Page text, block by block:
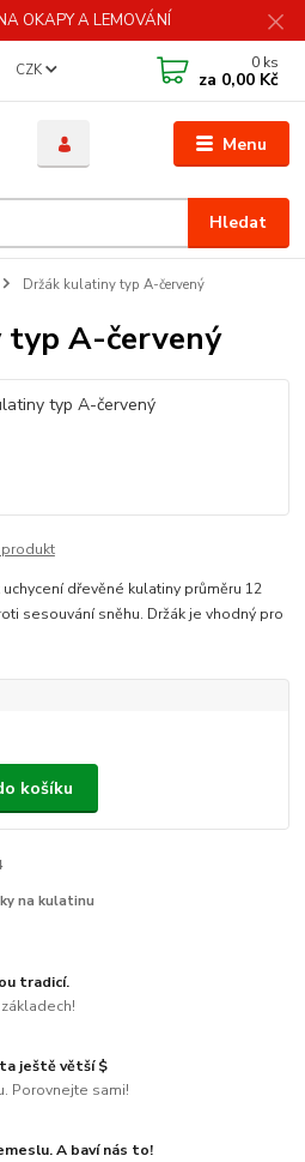
OKAPY A LEMOVÁNÍ
Menu
CZK
Hledat
0 ks
za 0,00 Kč
Držák kulatiny typ A-červený
A-červený
dřevěné kulatiny průměru 12
sesouvání sněhu. Držák je vhodný pro
košíku
na kulatinu
tradicí.
ještě větší $
Porovnejte sami!
A baví nás to!